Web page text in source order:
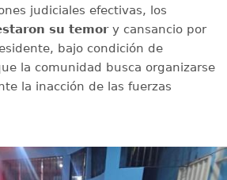
judiciales efectivas, los
su temory cansancio por
bajo condición de
la comunidad busca organizarse
la inacción de las fuerzas